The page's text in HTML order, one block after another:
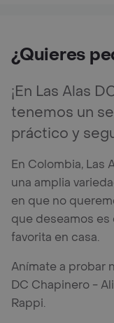
¿Quieres
¡En Las Alas
tenemos un
práctico y
En Colombia, Las
una amplia
en que no
que deseamos
favorita en casa.
Anímate a probar
DC Chapinero -
Rappi.